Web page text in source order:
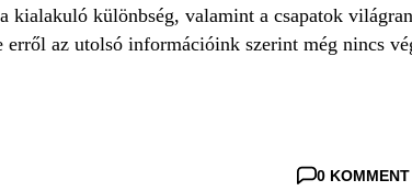
kialakuló különbség, valamint a csapatok
az utolsó információink szerint még nincs
0 KOMMENT